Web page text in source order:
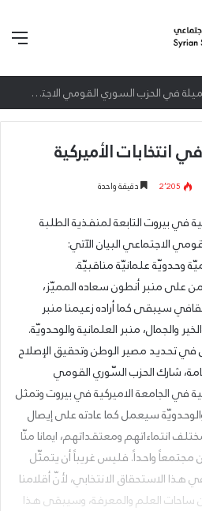
إطلاق المرصد الحقوقي القومي لمقاومة التطبيع تحت شعار: “سعادة لكل الأحرار”
انتخابات الأميركية
2٬205 دقيقة واحدة
في بيروت التابعة لمنفذية الطلبة
الاجتماعي البيان الآتي:
وحدويّة علمانيّة مناقبيّة.
من على منبر أنطون سعاده المميّز،
سيبقى كما أراده زعيمنا منبر
والجمال، منبر العلمانية والوحدويّة.
في تحديد مصير الوطن وتحقيق الإصلاح
شارك الحزب السّوري القومي
في الجامعة الاميركية في بيروت وتمثل
سيعمل كما عادته على إيصال
انتماءاتهم ومعتقداتهم، ايمانا منّا
مجتمعاً واحداً. فليس غريباً أن يتمثّل
الاستحقاق الانتخابي، لأنّ أقلامنا
ساحات العلم والمعرفة، وسيبقى هذا